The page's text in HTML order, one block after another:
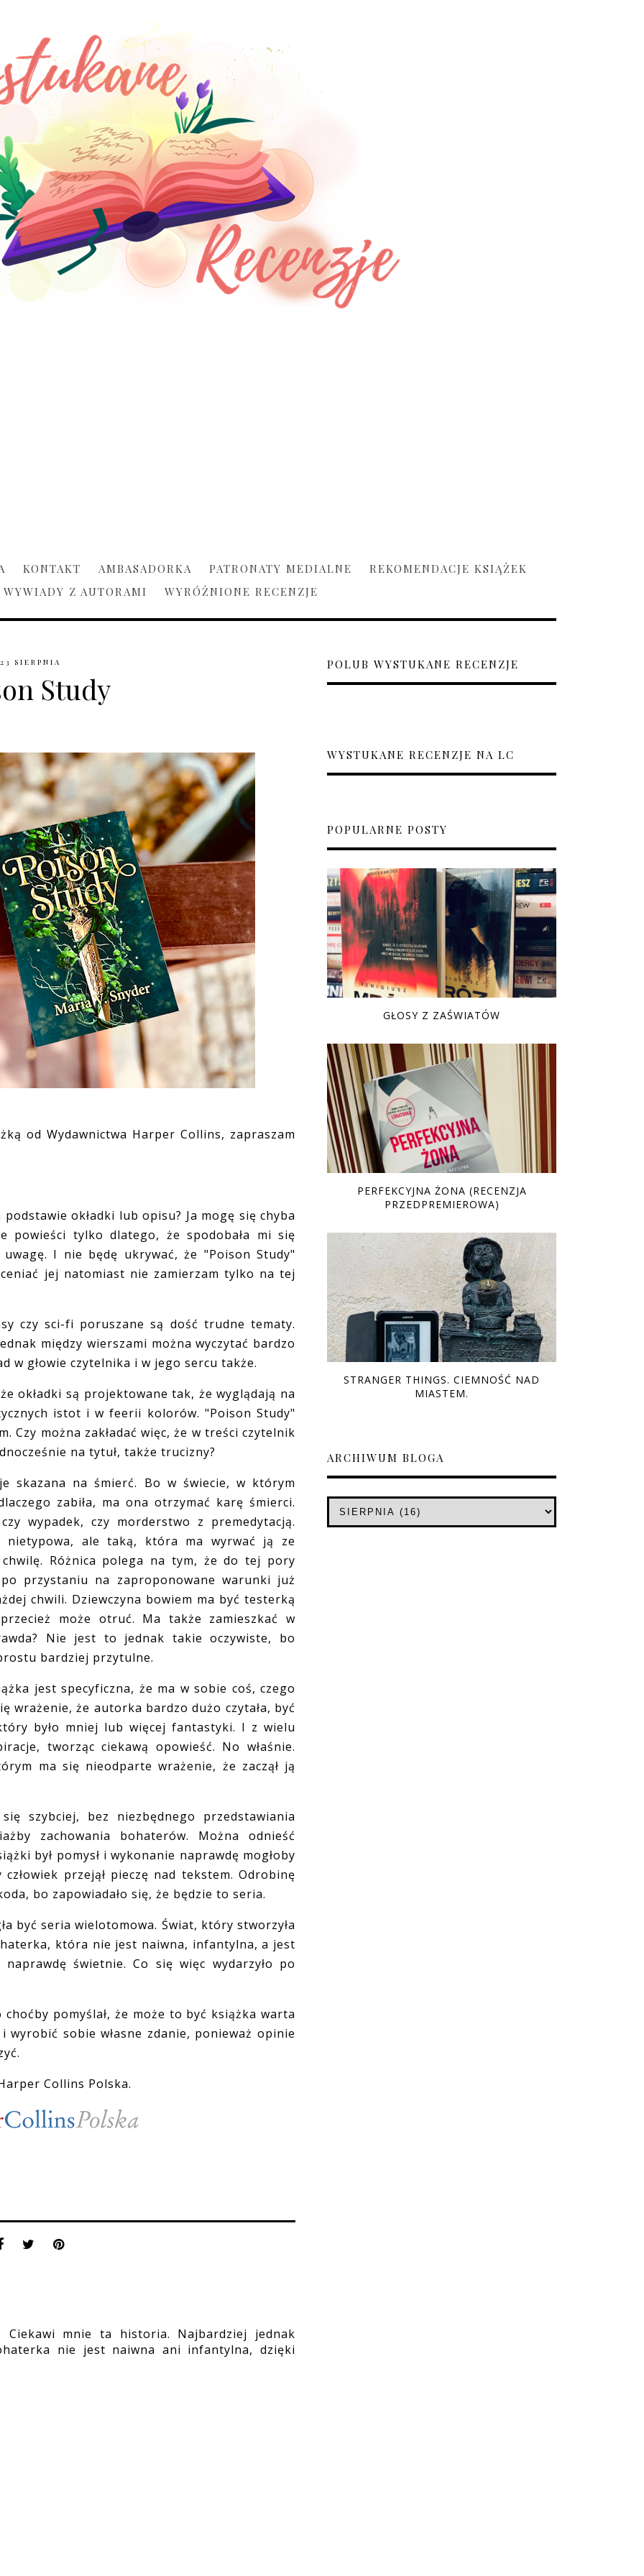
KONTAKT AMBASADORKA PATRONATY MEDIALNE
REKOMENDACJE KSIĄŻEK
WYWIADY Z AUTORAMI
WYRÓŻNIONE RECENZJE
23 SIERPNIA
Study
od Wydawnictwa Harper Collins, zapraszam
okładki lub opisu? Ja mogę się chyba
powieści tylko dlatego, że spodobała mi się
I nie będę ukrywać, że "Poison Study"
jej natomiast nie zamierzam tylko na tej
sci-fi poruszane są dość trudne tematy.
między wierszami można wyczytać bardzo
w głowie czytelnika i w jego sercu także.
są projektowane tak, że wyglądają na
istot i w feerii kolorów. "Poison Study"
Czy można zakładać więc, że w treści czytelnik
na tytuł, także trucizny?
na śmierć. Bo w świecie, w którym
zabiła, ma ona otrzymać karę śmierci.
wypadek, czy morderstwo z premedytacją.
nietypowa, ale taką, która ma wyrwać ją ze
Różnica polega na tym, że do tej pory
przystaniu na zaproponowane warunki już
chwili. Dziewczyna bowiem ma być testerką
może otruć. Ma także zamieszkać w
Nie jest to jednak takie oczywiste, bo
bardziej przytulne.
jest specyficzna, że ma w sobie coś, czego
wrażenie, że autorka bardzo dużo czytała, być
było mniej lub więcej fantastyki. I z wielu
tworząc ciekawą opowieść. No właśnie.
ma się nieodparte wrażenie, że zaczął ją
szybciej, bez niezbędnego przedstawiania
zachowania bohaterów. Można odnieść
był pomysł i wykonanie naprawdę mogłoby
przejął pieczę nad tekstem. Odrobinę
bo zapowiadało się, że będzie to seria.
być seria wielotomowa. Świat, który stworzyła
która nie jest naiwna, infantylna, a jest
świetnie. Co się więc wydarzyło po
pomyślał, że może to być książka warta
sobie własne zdanie, ponieważ opinie
Collins Polska.
Ciekawi mnie ta historia. Najbardziej jednak
nie jest naiwna ani infantylna, dzięki
POLUB WYSTUKANE RECENZJE
WYSTUKANE RECENZJE NA LC
POPULARNE POSTY
GŁOSY Z ZAŚWIATÓW
PERFEKCYJNA ŻONA (RECENZJA
PRZEDPREMIEROWA)
STRANGER THINGS. CIEMNOŚĆ NAD
MIASTEM.
ARCHIWUM BLOGA